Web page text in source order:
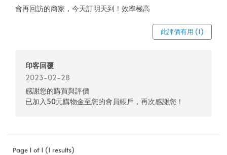
會再回訪的商家，今天訂明天到！效率極高
此評價有用 (1)
印客回覆
2023-02-28
感謝您的購買與評價
已加入50元購物金至您的會員帳戶，再次感謝您！
Page 1 of 1 (1 results)